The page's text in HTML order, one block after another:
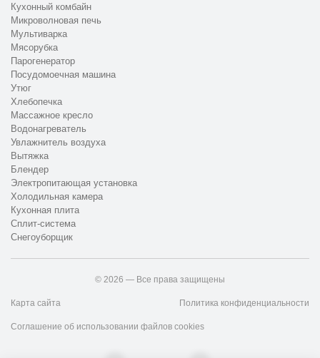
Кухонный комбайн
Микроволновая печь
Мультиварка
Мясорубка
Парогенератор
Посудомоечная машина
Утюг
Хлебопечка
Массажное кресло
Водонагреватель
Увлажнитель воздуха
Вытяжка
Блендер
Электропитающая установка
Холодильная камера
Кухонная плита
Сплит-система
Снегоуборщик
© 2026 — Все права защищены
Карта сайта Политика конфиденциальности
Соглашение об использовании файлов cookies